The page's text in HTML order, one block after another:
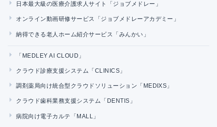
日本最大級の医療介護求人サイト「ジョブメドレー」
オンライン動画研修サービス「ジョブメドレーアカデミー」
納得できる老人ホーム紹介サービス「みんかい」
「MEDLEY AI CLOUD」
クラウド診療支援システム「CLINICS」
調剤薬局向け統合型クラウドソリューション「MEDIXS」
クラウド歯科業務支援システム「DENTIS」
病院向け電子カルテ「MALL」